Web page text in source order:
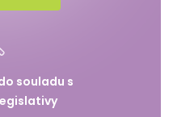
souladu s